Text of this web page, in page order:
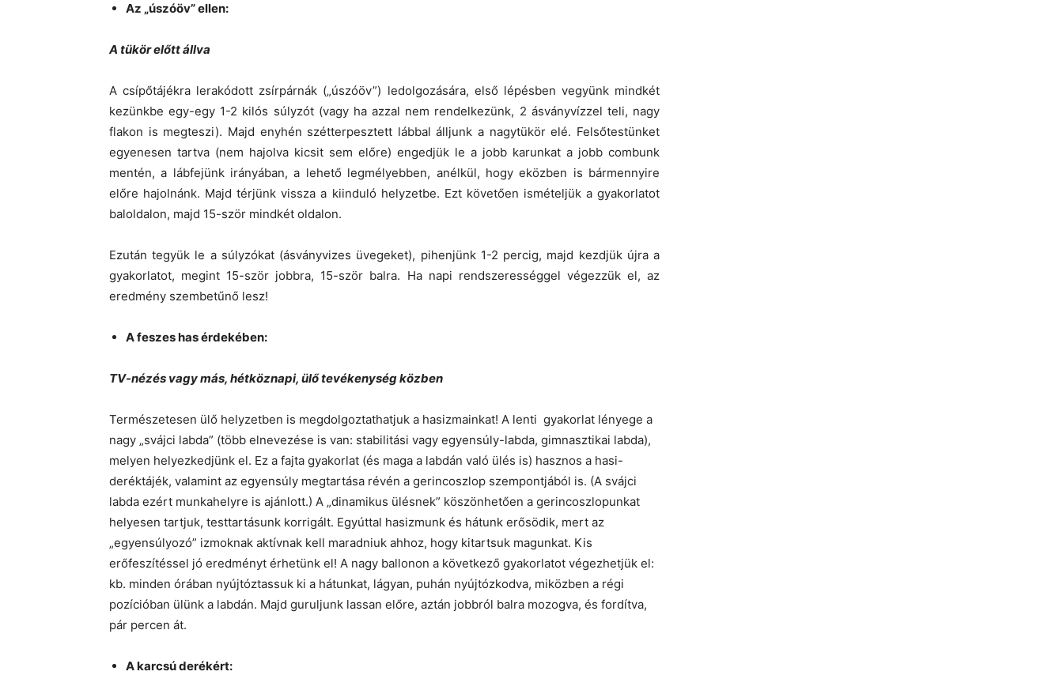
Az „úszóöv” ellen:
A tükör előtt állva
A csípőtájékra lerakódott zsírpárnák („úszóöv”) ledolgozására, első lépésben vegyünk mindkét
kezünkbe egy-egy 1-2 kilós súlyzót (vagy ha azzal nem rendelkezünk, 2 ásványvízzel teli, nagy
flakon is megteszi). Majd enyhén szétterpesztett lábbal álljunk a nagytükör elé. Felsőtestünket
egyenesen tartva (nem hajolva kicsit sem előre) engedjük le a jobb karunkat a jobb combunk
mentén, a lábfejünk irányában, a lehető legmélyebben, anélkül, hogy eközben is bármennyire
előre hajolnánk. Majd térjünk vissza a kiinduló helyzetbe. Ezt követően ismételjük a gyakorlatot
baloldalon, majd 15-ször mindkét oldalon.
Ezután tegyük le a súlyzókat (ásványvizes üvegeket), pihenjünk 1-2 percig, majd kezdjük újra a
gyakorlatot, megint 15-ször jobbra, 15-ször balra. Ha napi rendszerességgel végezzük el, az
eredmény szembetűnő lesz!
A feszes has érdekében:
TV-nézés vagy más, hétköznapi, ülő tevékenység közben
Természetesen ülő helyzetben is megdolgoztathatjuk a hasizmainkat! A lenti gyakorlat lényege a
nagy „svájci labda” (több elnevezése is van: stabilitási vagy egyensúly-labda, gimnasztikai labda),
melyen helyezkedjünk el. Ez a fajta gyakorlat (és maga a labdán való ülés is) hasznos a hasi-
deréktájék, valamint az egyensúly megtartása révén a gerincoszlop szempontjából is. (A svájci
labda ezért munkahelyre is ajánlott.) A „dinamikus ülésnek” köszönhetően a gerincoszlopunkat
helyesen tartjuk, testtartásunk korrigált. Egyúttal hasizmunk és hátunk erősödik, mert az
„egyensúlyozó” izmoknak aktívnak kell maradniuk ahhoz, hogy kitartsuk magunkat. Kis
erőfeszítéssel jó eredményt érhetünk el! A nagy ballonon a következő gyakorlatot végezhetjük el:
kb. minden órában nyújtóztassuk ki a hátunkat, lágyan, puhán nyújtózkodva, miközben a régi
pozícióban ülünk a labdán. Majd guruljunk lassan előre, aztán jobbról balra mozogva, és fordítva,
pár percen át.
A karcsú derékért: